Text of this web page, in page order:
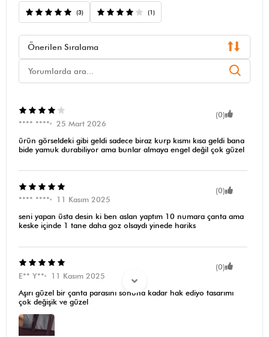
(3) (1)
Önerilen Sıralama
(0)
**** ****
25 Mart 2026
ürün görseldeki gibi geldi sadece biraz kurp kısmı kısa geldi bana
bide yamuk durabiliyor ama bunlar almaya engel değil çok güzel
(0)
**** ****
11 Kasım 2025
seni yapan üsta desin ki ben aslan yaptım 10 numara çanta ama
keske içinde 1 tane daha goz olsaydı yinede hariks
(0)
E** Y**
11 Kasım 2025
Aşırı güzel bir çanta parasını sonuna kadar hak ediyo tasarımı
çok değişik ve güzel